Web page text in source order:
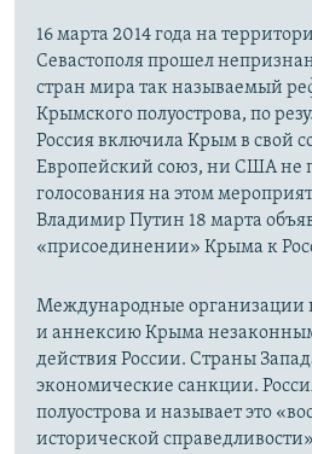
16 марта 2014 года на
Севастополя прошел
стран мира так называемый
Крымского полуострова, по
Россия включила Крым в свой
Европейский союз, ни США не
голосования на этом
Владимир Путин 18 марта
«присоединении» Крыма к
Международные организации
и аннексию Крыма
действия России. Страны
экономические санкции.
полуострова и называет это
исторической